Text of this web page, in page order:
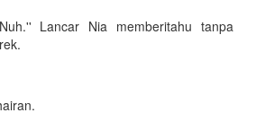
Lancar Nia memberitahu tanpa